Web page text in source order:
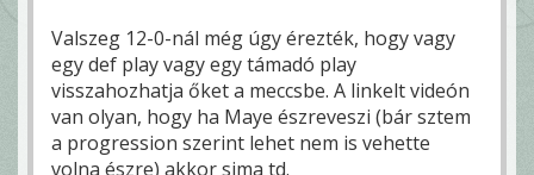
Valszeg 12-0-nál még úgy érezték, hogy vagy
egy def play vagy egy támadó play
visszahozhatja őket a meccsbe. A linkelt videón
van olyan, hogy ha Maye észreveszi (bár sztem
a progression szerint lehet nem is vehette
volna észre) akkor sima td.